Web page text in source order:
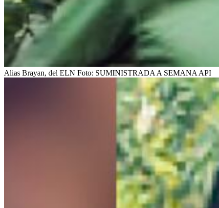
Alias Brayan, del ELN Foto: SUMINISTRADA A SEMANA API